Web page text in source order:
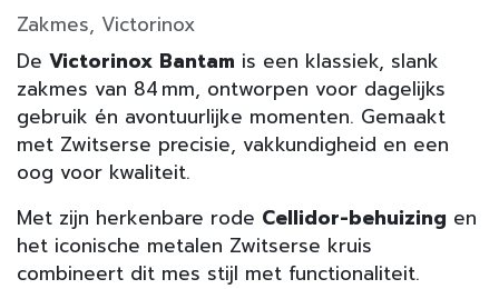
Zakmes, Victorinox
De Victorinox Bantam is een klassiek, slank
zakmes van 84 mm, ontworpen voor dagelijks
gebruik én avontuurlijke momenten. Gemaakt
met Zwitserse precisie, vakkundigheid en een
oog voor kwaliteit.
Met zijn herkenbare rode Cellidor-behuizing en
het iconische metalen Zwitserse kruis
combineert dit mes stijl met functionaliteit.